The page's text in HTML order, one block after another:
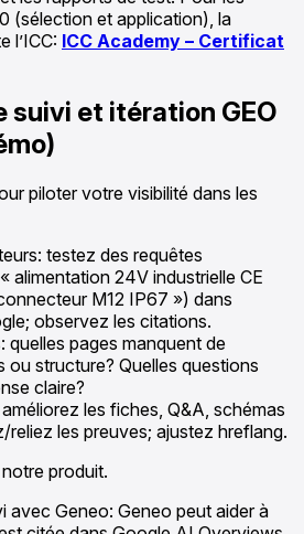
(sélection et application), la
l’ICC: ICC Academy – Certificat
suivi et itération GEO
piloter votre visibilité dans les
testez des requêtes
alimentation 24V industrielle CE
M12 IP67 ») dans
observez les citations.
quelles pages manquent de
ou structure? Quelles questions
claire?
les fiches, Q&A, schémas
reliez les preuves; ajustez hreflang.
produit.
avec Geneo: Geneo peut aider à